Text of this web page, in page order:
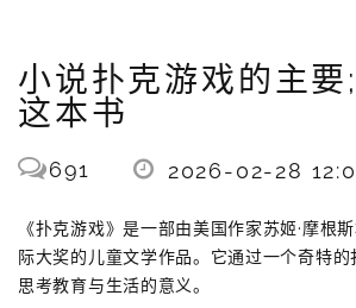
小说扑克游戏的主要
这本书
691 2026-02-28
《扑克游戏》是一部由美国作家苏姬·摩根
际大奖的儿童文学作品。它通过一个奇特
思考教育与生活的意义。